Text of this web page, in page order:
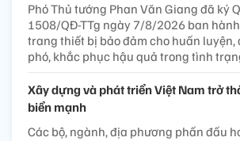
Phó Thủ tướng Phan Văn Giang đã ký
1508/QĐ-TTg ngày 7/8/2026 ban
trang thiết bị bảo đảm cho huấn luyện,
phó, khắc phục hậu quả trong tình
Xây dựng và phát triển Việt Nam trở
biển mạnh
Các bộ, ngành, địa phương phấn đấu